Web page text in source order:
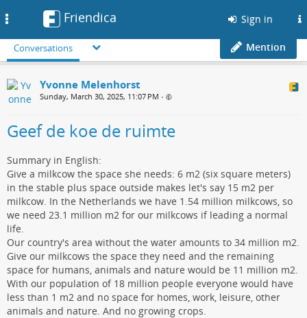
Friendica Sign in
Conversations Mention
Yvonne Melenhorst
Sunday, March 30, 2025, 11:07 PM •
Geef de koe de ruimte
Summary in English:
Give a milkcow the space she needs: 6 m2 (six square meters)
in the stable plus space outside makes let's say 15 m2 per
milkcow. In the Netherlands we have 1.54 million milkcows, so
we need 23.1 million m2 for our milkcows if leading a normal
life.
Our country's area without the water amounts to 34 million m2.
Give our milkcows the space they need and the remaining
space for humans, animals and nature would be 11 million m2.
With our population of 18 million people everyone would have
less than 1 m2 and no space for homes, work, leisure, other
animals and nature. And no growing crops.